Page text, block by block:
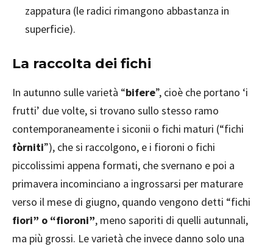
zappatura (le radici rimangono abbastanza in
superficie).
La raccolta dei fichi
In autunno sulle varietà “bifere”, cioè che portano ‘i
frutti’ due volte, si trovano sullo stesso ramo
contemporaneamente i siconii o fichi maturi (“fichi
fòrniti”), che si raccolgono, e i fioroni o fichi
piccolissimi appena formati, che svernano e poi a
primavera incominciano a ingrossarsi per maturare
verso il mese di giugno, quando vengono detti “fichi
fiori” o “fioroni”, meno saporiti di quelli autunnali,
ma più grossi. Le varietà che invece danno solo una